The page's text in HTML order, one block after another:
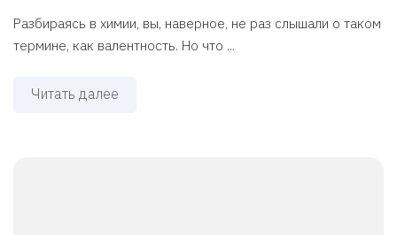
Разбираясь в химии, вы, наверное, не раз слышали о таком
термине, как валентность. Но что ...
Читать далее